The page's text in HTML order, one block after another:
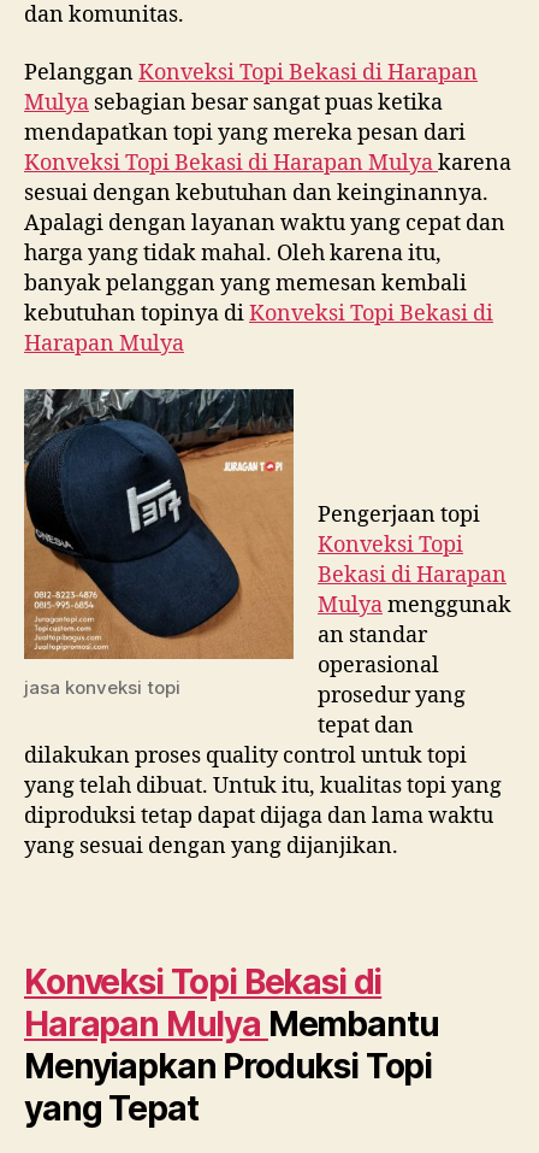
dan komunitas.
PelangganKonveksi Topi Bekasi diHarapan
Mulya sebagian besar sangat puas ketika
mendapatkan topi yang mereka pesan dari
Konveksi Topi Bekasi diHarapan Mulyakarena
sesuai dengan kebutuhan dan keinginannya.
Apalagi dengan layanan waktu yang cepat dan
harga yang tidak mahal. Oleh karena itu,
banyak pelanggan yang memesan kembali
kebutuhan topinya diKonveksi Topi Bekasi di
Harapan Mulya
jasa konveksi topi
Pengerjaan topi
Konveksi Topi
Bekasi diHarapan
Mulyamenggunak
an standar
operasional
prosedur yang
tepat dan
dilakukan proses quality control untuk topi
yang telah dibuat. Untuk itu, kualitas topi yang
diproduksi tetap dapat dijaga dan lama waktu
yang sesuai dengan yang dijanjikan.
Konveksi Topi Bekasi di
Harapan Mulya Membantu
Menyiapkan Produksi Topi
yang Tepat